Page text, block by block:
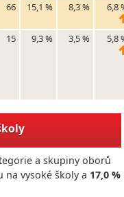
66 15,1 % 8,3 % 6,8
15 9,3 % 3,5 % 5,8
a skupiny oborů
na vysoké školy a 17,0 %